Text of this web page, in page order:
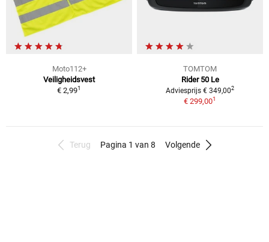
Moto112+
Veiligheidsvest
€ 2,991
TOMTOM
Rider 50 Le
Adviesprijs € 349,002
€ 299,001
Terug Pagina 1 van 8 Volgende